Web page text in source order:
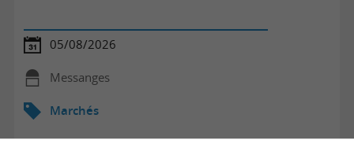
05/08/2026
Messanges
Marchés